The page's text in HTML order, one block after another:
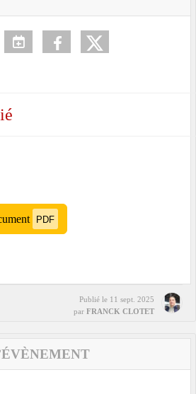
PDF
Publié le 11 sept. 2025
par FRANCK CLOTET